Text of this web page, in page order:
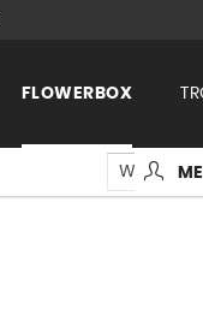
FLOWERBOX